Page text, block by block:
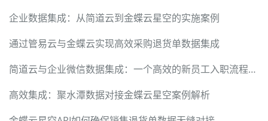
企业数据集成：从简道云到金蝶云星空的实施案例
通过管易云与金蝶云实现高效采购退货单数据集成
简道云与企业微信数据集成：一个高效的新员工入职流程优化方案
高效集成：聚水潭数据对接金蝶云星空案例解析